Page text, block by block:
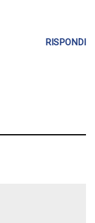
RISPONDI